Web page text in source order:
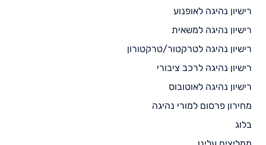
רישיון נהיגה לאופנוע
רישיון נהיגה למשאית
רישיון נהיגה לטרקטור/טרקטורון
רישיון נהיגה לרכב ציבורי
רישיון נהיגה לאוטובוס
מחירון פרסום למורי נהיגה
בלוג